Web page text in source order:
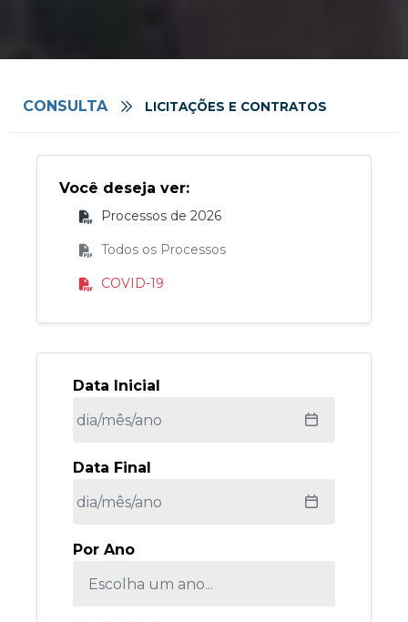
CONSULTA LICITAÇÕES E CONTRATOS
Você deseja ver:
Processos de 2026
Todos os Processos
COVID-19
Data Inicial
Data Final
Por Ano